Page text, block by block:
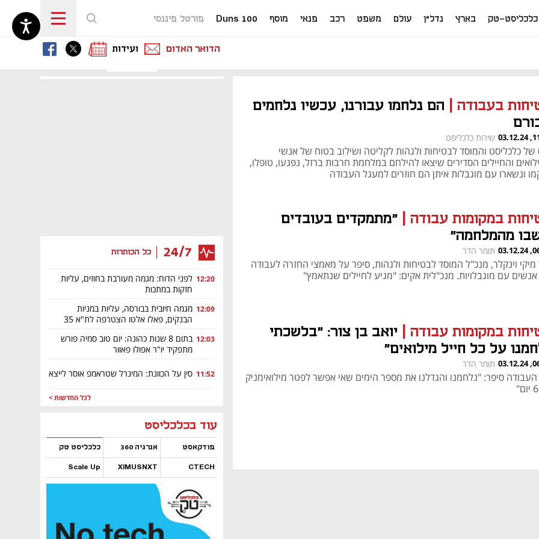
כלכליסט-טק בארץ נדל"ן עולם משפט רכב פנאי מוסף Duns 100 פורטל פיננסי
נפתח בכרטיסייה חדשה
נפתח בכרטיסייה חדשה
ועידות
נפתח בכרטיסייה חדשה
הדואר האדום
24/7 כל הכותרות
12:20 לפני הדוח: מגמה מעורבת בחוזים, עליות
חזקות במתכות
12:09 מגמה חיובית בבורסה, עליות במניות
הבנקים, פאלו אלטו הצטרפה לת"א 35
12:03
בתום 8 שנות כהונה: יום טוב סמיה פורש
מתפקיד יו"ר אפולו פאוור
11:52 סין על הכוונת: המינרל שטראמפ אוסר לייצא
לכל החדשות >
עוד בכלכליסט
פודקאסט אנרגיה 360 כלכליסט טק
CTECH
XIMUSNXT
Scale Up
נפתח בכרטיסייה חדשה
נפתח בכרטיסייה חדשה
בעבודה
הם נלחמו עבורנו, עכשיו נלחמים
שירות כלכליסט
של כלכליסט והמוסד לבטיחות ולגהות לקליטה ושילוב בטוח של אנשי
והחיילים הסדירים שיצאו להילחם במלחמת חרבות ברזל, נפגעו, טופלו,
ונשארו עם מוגבלות איתן הם חוזרים למעגל העבודה
במקומות עבודה
"מתמקדים בעובדים
מהמלחמה"
תומר הדר
וינקלר, מנכ"ל המוסד לבטיחות ולגהות, סיפר על מאמצי החזרה לעבודה
עם מוגבלויות. מנכ"לית אקים: "מגיע לחיילים שנתאמץ"
במקומות עבודה
יואב בן צור: "בלשכתי
על כל חייל מילואים"
תומר הדר
סיפר: "נלחמנו והגדלנו את מספר הימים שאי אפשר לפטר מילואימניק